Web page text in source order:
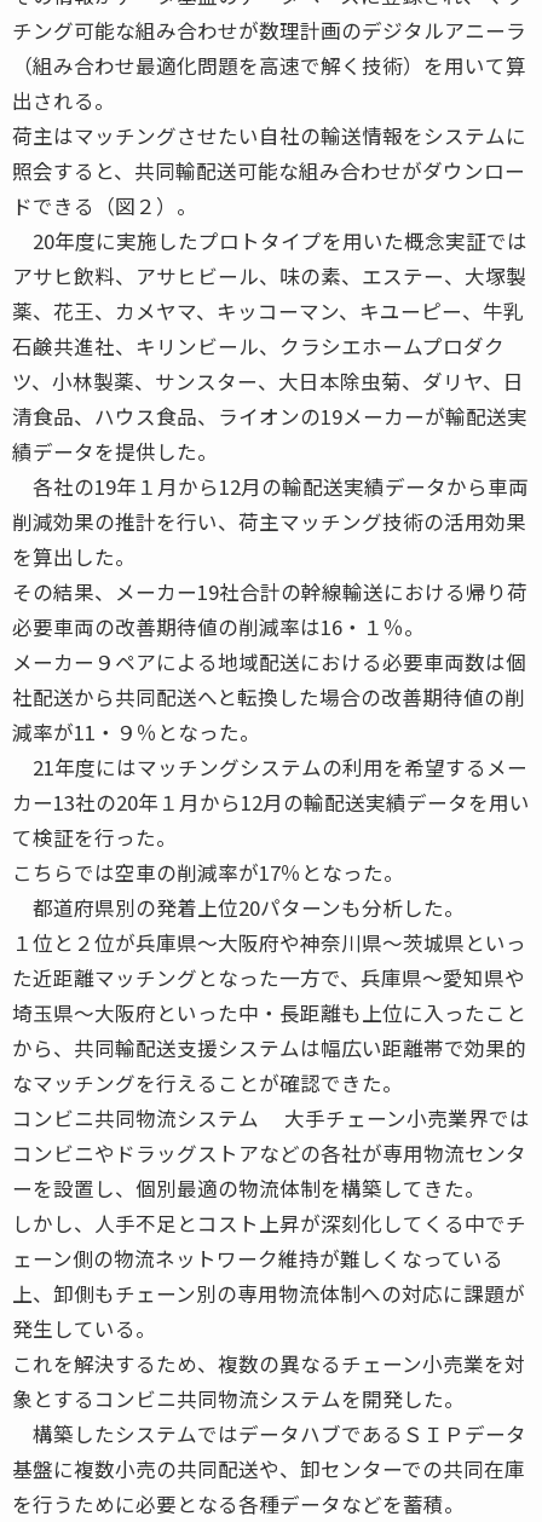
チング可能な組み合わせが数理計画のデジタルアニーラ
（組み合わせ最適化問題を高速で解く技術）を用いて算
出される。
荷主はマッチングさせたい自社の輸送情報をシステムに
照会すると、共同輸配送可能な組み合わせがダウンロー
ドできる（図２）。
20年度に実施したプロトタイプを用いた概念実証では
アサヒ飲料、アサヒビール、味の素、エステー、大塚製
薬、花王、カメヤマ、キッコーマン、キユーピー、牛乳
石鹸共進社、キリンビール、クラシエホームプロダク
ツ、小林製薬、サンスター、大日本除虫菊、ダリヤ、日
清食品、ハウス食品、ライオンの19メーカーが輸配送実
績データを提供した。
各社の19年１月から12月の輸配送実績データから車両
削減効果の推計を行い、荷主マッチング技術の活用効果
を算出した。
その結果、メーカー19社合計の幹線輸送における帰り荷
必要車両の改善期待値の削減率は16・１％。
メーカー９ペアによる地域配送における必要車両数は個
社配送から共同配送へと転換した場合の改善期待値の削
減率が11・９％となった。
21年度にはマッチングシステムの利用を希望するメー
カー13社の20年１月から12月の輸配送実績データを用い
て検証を行った。
こちらでは空車の削減率が17％となった。
都道府県別の発着上位20パターンも分析した。
１位と２位が兵庫県～大阪府や神奈川県～茨城県といっ
た近距離マッチングとなった一方で、兵庫県～愛知県や
埼玉県～大阪府といった中・長距離も上位に入ったこと
から、共同輸配送支援システムは幅広い距離帯で効果的
なマッチングを行えることが確認できた。
コンビニ共同物流システム 大手チェーン小売業界では
コンビニやドラッグストアなどの各社が専用物流センタ
ーを設置し、個別最適の物流体制を構築してきた。
しかし、人手不足とコスト上昇が深刻化してくる中でチ
ェーン側の物流ネットワーク維持が難しくなっている
上、卸側もチェーン別の専用物流体制への対応に課題が
発生している。
これを解決するため、複数の異なるチェーン小売業を対
象とするコンビニ共同物流システムを開発した。
構築したシステムではデータハブであるＳＩＰデータ
基盤に複数小売の共同配送や、卸センターでの共同在庫
を行うために必要となる各種データなどを蓄積。